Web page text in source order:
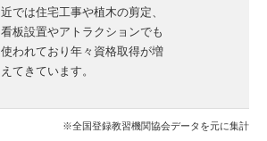
近では住宅工事や植木の剪定、
看板設置やアトラクションでも
使われており年々資格取得が増
えてきています。
※全国登録教習機関協会データを元に集計